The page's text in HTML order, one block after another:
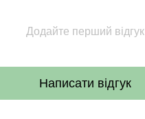
Додайте перший відгук
Написати відгук